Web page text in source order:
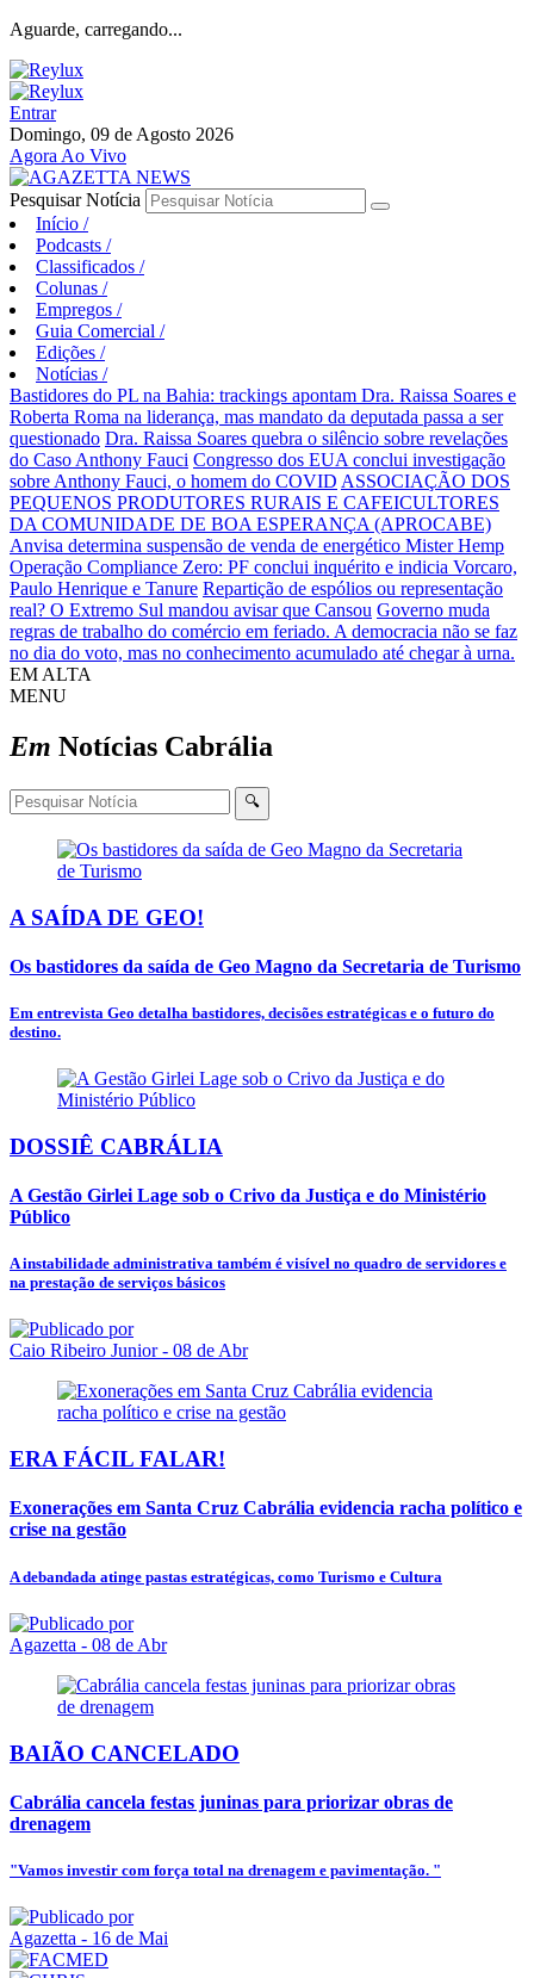
Aguarde, carregando...
Entrar
Domingo, 09 de Agosto 2026
Agora Ao Vivo
Pesquisar Notícia
Início /
Podcasts /
Classificados /
Colunas /
Empregos /
Guia Comercial /
Edições /
Notícias /
Bastidores do PL na Bahia: trackings apontam Dra. Raissa Soares e
Roberta Roma na liderança, mas mandato da deputada passa a ser
questionado Dra. Raissa Soares quebra o silêncio sobre revelações
do Caso Anthony Fauci Congresso dos EUA conclui investigação
sobre Anthony Fauci, o homem do COVID ASSOCIAÇÃO DOS
PEQUENOS PRODUTORES RURAIS E CAFEICULTORES
DA COMUNIDADE DE BOA ESPERANÇA (APROCABE)
Anvisa determina suspensão de venda de energético Mister Hemp
Operação Compliance Zero: PF conclui inquérito e indicia Vorcaro,
Paulo Henrique e Tanure Repartição de espólios ou representação
real? O Extremo Sul mandou avisar que Cansou Governo muda
regras de trabalho do comércio em feriado. A democracia não se faz
no dia do voto, mas no conhecimento acumulado até chegar à urna.
EM ALTA
MENU
Em Notícias Cabrália
🔍
A SAÍDA DE GEO!
Os bastidores da saída de Geo Magno da Secretaria de Turismo
Em entrevista Geo detalha bastidores, decisões estratégicas e o futuro do
destino.
DOSSIÊ CABRÁLIA
A Gestão Girlei Lage sob o Crivo da Justiça e do Ministério
Público
A instabilidade administrativa também é visível no quadro de servidores e
na prestação de serviços básicos
Caio Ribeiro Junior- 08 de Abr
ERA FÁCIL FALAR!
Exonerações em Santa Cruz Cabrália evidencia racha político e
crise na gestão
A debandada atinge pastas estratégicas, como Turismo e Cultura
Agazetta - 08 de Abr
BAIÃO CANCELADO
Cabrália cancela festas juninas para priorizar obras de
drenagem
"Vamos investir com força total na drenagem e pavimentação. "
Agazetta - 16 de Mai